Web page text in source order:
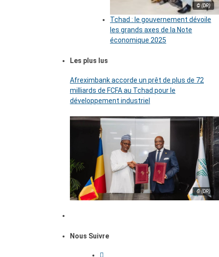
© (DR)
Tchad : le gouvernement dévoile
les grands axes de la Note
économique 2025
Les plus lus
Afreximbank accorde un prêt de plus de 72
milliards de FCFA au Tchad pour le
développement industriel
© (DR)
Nous Suivre